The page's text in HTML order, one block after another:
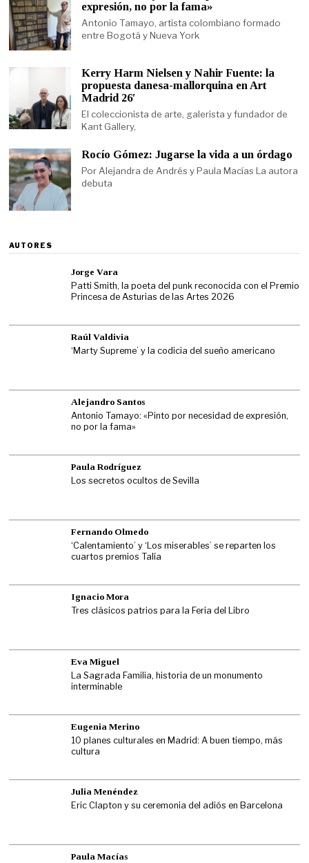
expresión, no por la fama»
Antonio Tamayo, artista colombiano formado
entre Bogotá y Nueva York
Kerry Harm Nielsen y Nahir Fuente: la
propuesta danesa-mallorquina en Art
Madrid 26′
El coleccionista de arte, galerista y fundador de
Kant Gallery,
Rocío Gómez: Jugarse la vida a un órdago
Por Alejandra de Andrés y Paula Macías La autora
debuta
AUTORES
Jorge Vara
Patti Smith, la poeta del punk reconocida con el Premio
Princesa de Asturias de las Artes 2026
Raúl Valdivia
‘Marty Supreme’ y la codicia del sueño americano
Alejandro Santos
Antonio Tamayo: «Pinto por necesidad de expresión,
no por la fama»
Paula Rodríguez
Los secretos ocultos de Sevilla
Fernando Olmedo
‘Calentamiento’ y ‘Los miserables’ se reparten los
cuartos premios Talía
Ignacio Mora
Tres clásicos patrios para la Feria del Libro
Eva Miguel
La Sagrada Familia, historia de un monumento
interminable
Eugenia Merino
10 planes culturales en Madrid: A buen tiempo, más
cultura
Julia Menéndez
Eric Clapton y su ceremonia del adiós en Barcelona
Paula Macías